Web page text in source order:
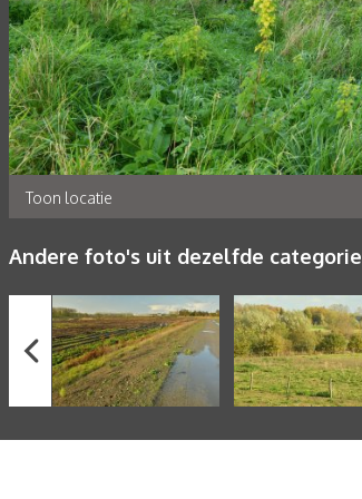
Toon locatie
Andere foto's uit dezelfde categorie